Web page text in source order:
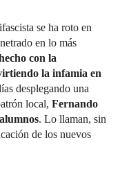
se ha roto en
en lo más
con la
la infamia en
desplegando una
local,Fernando
. Lo llaman, sin
de los nuevos